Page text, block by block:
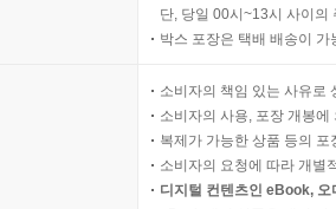
단, 당일 00시~13시 사이의
박스 포장은 택배 배송이
소비자의 책임 있는 사유로
소비자의 사용, 포장 개봉
복제가 가능한 상품 등의
소비자의 요청에 따라 개별
디지털 컨텐츠인 eBook,